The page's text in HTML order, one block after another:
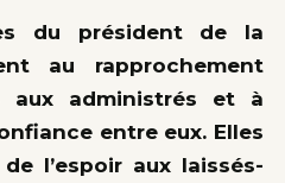
du président de la
au rapprochement
aux administrés et à
entre eux. Elles
l’espoir aux laissés-